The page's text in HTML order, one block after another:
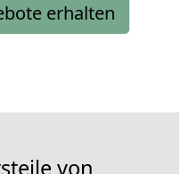
erhalten
von